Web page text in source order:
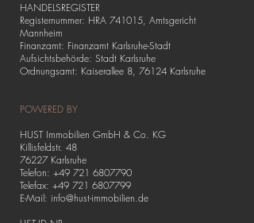
HANDELSREGISTER
Registernummer: HRA 741015, Amtsgericht
Mannheim
Finanzamt: Finanzamt Karlsruhe-Stadt
Aufsichtsbehörde: Stadt Karlsruhe
Ordnungsamt: Kaiserallee 8, 76124 Karlsruhe
POWERED BY
HUST Immobilien GmbH & Co. KG
Killisfeldstr. 48
76227 Karlsruhe
Telefon: +49 721 6807790
Telefax: +49 721 6807799
E-Mail: info@hust-immobilien.de